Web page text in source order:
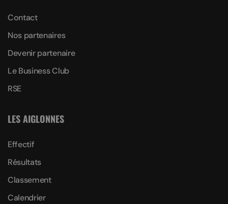
Contact
Nos partenaires
Devenir partenaire
Le Business Club
RSE
LES AIGLONNES
Effectif
Résultats
Classement
Calendrier